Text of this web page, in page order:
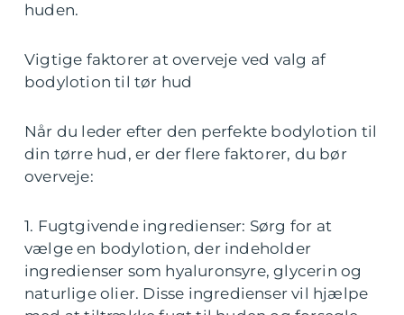
huden.
Vigtige faktorer at overveje ved valg af
bodylotion til tør hud
Når du leder efter den perfekte bodylotion til
din tørre hud, er der flere faktorer, du bør
overveje:
1. Fugtgivende ingredienser: Sørg for at
vælge en bodylotion, der indeholder
ingredienser som hyaluronsyre, glycerin og
naturlige olier. Disse ingredienser vil hjælpe